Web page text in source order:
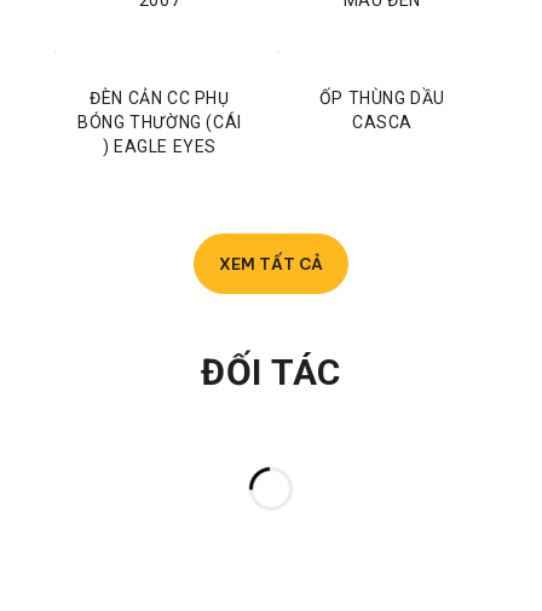
ĐÈN CẢN CC PHỤ
BÓNG THƯỜNG (CÁI
) EAGLE EYES
ỐP THÙNG DẦU
CASCA
XEM TẤT CẢ
ĐỐI TÁC